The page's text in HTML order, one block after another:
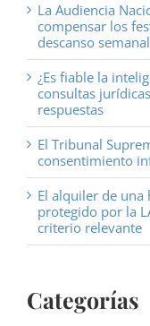
La Audiencia
compensar los
descanso
¿Es fiable la
consultas
respuestas
El Tribunal
consentimiento
El alquiler de
protegido por la
criterio relevante
Categorías